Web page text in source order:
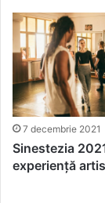
7 decembrie 2021
Sinestezia
experiență